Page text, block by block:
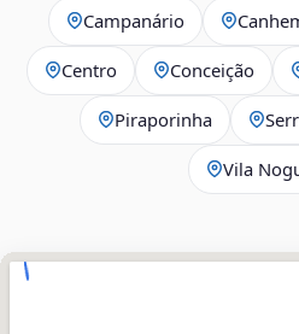
Campanário
Centro Conceição
Piraporinha
Vila